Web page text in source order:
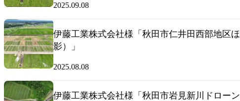
2025.09.08
伊藤工業株式会社様「秋田市仁井田西部地区
影）」
2025.08.08
伊藤工業株式会社様「秋田市岩見新川ドローン